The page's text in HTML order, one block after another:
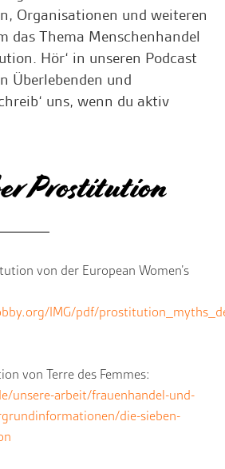
Organisationen und weiteren
das Thema Menschenhandel
Hör‘ in unseren Podcast
Überlebenden und
uns, wenn du aktiv
Prostitution
von der European Women’s
IMG/pdf/
von Terre des Femmes:
unsere-arbeit/frauenhandel-und-
die-sieben-